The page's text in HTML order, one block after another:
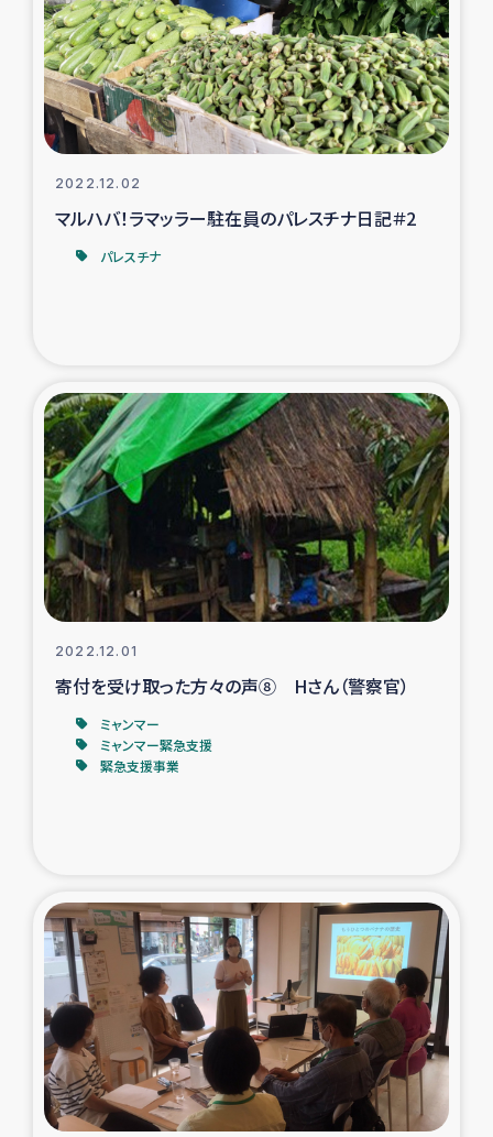
カカオ生産者支援事業
シリア国内避難民・帰還民の生活再建支援
トルコにおけるシリア難民支援事業
インドネシア中部 スラウェシの地震・津波被災者支援
スリランカ 緊急人道支援
スリランカ南部洪水被災者支援
スリランカの南北女性をつなぐサリー・リサイクル・プロ
ジェクト
復興支援事業
ミャンマー緊急支援
タイ国境ミャンマー移民子ども支援
漁民によるマングローブ植林活動
レバノンでのシリア難民への食糧・越冬支援
2022.12.02
マルハバ！ラマッラー駐在員のパレスチナ日記＃2
パレスチナ
2022.12.01
寄付を受け取った方々の声⑧ Hさん（警察官）
ミャンマー
ミャンマー緊急支援
緊急支援事業